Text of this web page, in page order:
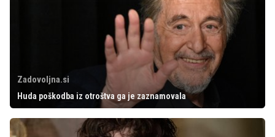
Zadovoljna.si
Huda poškodba iz otroštva ga je zaznamovala